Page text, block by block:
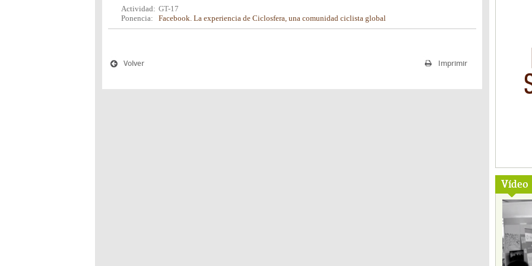
Vídeo
Actividad: GT-17
Ponencia:
Facebook. La experiencia de Ciclosfera, una comunidad ciclista global
Imprimir
Volver